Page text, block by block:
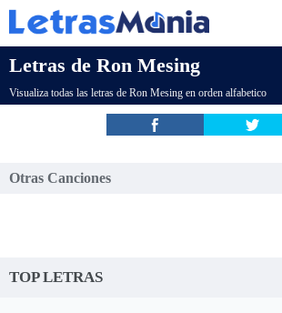
Letras de Ron Mesing
Visualiza todas las letras de Ron Mesing en orden alfabetico
Otras Canciones
TOP LETRAS